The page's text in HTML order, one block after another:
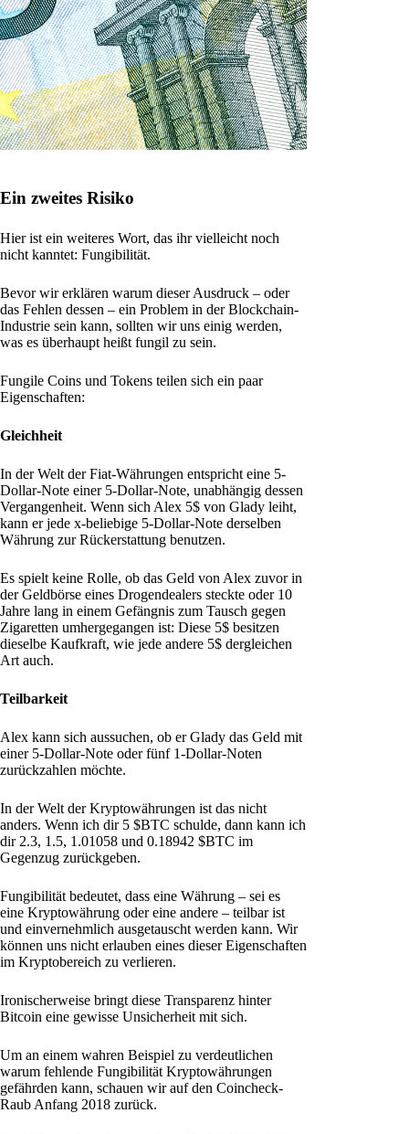
Ein zweites Risiko
Hier ist ein weiteres Wort, das ihr vielleicht noch
nicht kanntet: Fungibilität.
Bevor wir erklären warum dieser Ausdruck – oder
das Fehlen dessen – ein Problem in der Blockchain-
Industrie sein kann, sollten wir uns einig werden,
was es überhaupt heißt fungil zu sein.
Fungile Coins und Tokens teilen sich ein paar
Eigenschaften:
Gleichheit
In der Welt der Fiat-Währungen entspricht eine 5-
Dollar-Note einer 5-Dollar-Note, unabhängig dessen
Vergangenheit. Wenn sich Alex 5$ von Glady leiht,
kann er jede x-beliebige 5-Dollar-Note derselben
Währung zur Rückerstattung benutzen.
Es spielt keine Rolle, ob das Geld von Alex zuvor in
der Geldbörse eines Drogendealers steckte oder 10
Jahre lang in einem Gefängnis zum Tausch gegen
Zigaretten umhergegangen ist: Diese 5$ besitzen
dieselbe Kaufkraft, wie jede andere 5$ dergleichen
Art auch.
Teilbarkeit
Alex kann sich aussuchen, ob er Glady das Geld mit
einer 5-Dollar-Note oder fünf 1-Dollar-Noten
zurückzahlen möchte.
In der Welt der Kryptowährungen ist das nicht
anders. Wenn ich dir 5 $BTC schulde, dann kann ich
dir 2.3, 1.5, 1.01058 und 0.18942 $BTC im
Gegenzug zurückgeben.
Fungibilität bedeutet, dass eine Währung – sei es
eine Kryptowährung oder eine andere – teilbar ist
und einvernehmlich ausgetauscht werden kann. Wir
können uns nicht erlauben eines dieser Eigenschaften
im Kryptobereich zu verlieren.
Ironischerweise bringt diese Transparenz hinter
Bitcoin eine gewisse Unsicherheit mit sich.
Um an einem wahren Beispiel zu verdeutlichen
warum fehlende Fungibilität Kryptowährungen
gefährden kann, schauen wir auf den Coincheck-
Raub Anfang 2018 zurück.